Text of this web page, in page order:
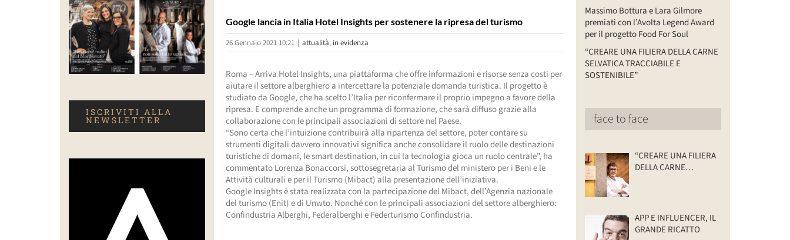
Google lancia in Italia Hotel Insights per sostenere la ripresa del turismo
26 Gennaio 2021 10:21 | attualità, in evidenza
Roma – Arriva Hotel Insights, una piattaforma che offre informazioni e risorse senza costi per
aiutare il settore alberghiero a intercettare la potenziale domanda turistica. Il progetto è
studiato da Google, che ha scelto l’Italia per riconfermare il proprio impegno a favore della
ripresa. E comprende anche un programma di formazione, che sarà diffuso grazie alla
collaborazione con le principali associazioni di settore nel Paese.
“Sono certa che l’intuizione contribuirà alla ripartenza del settore, poter contare su
strumenti digitali davvero innovativi significa anche consolidare il ruolo delle destinazioni
turistiche di domani, le smart destination, in cui la tecnologia gioca un ruolo centrale”, ha
commentato Lorenza Bonaccorsi, sottosegretaria al Turismo del ministero per i Beni e le
Attività culturali e per il Turismo (Mibact) alla presentazione dell’iniziativa.
Google Insights è stata realizzata con la partecipazione del Mibact, dell’Agenzia nazionale
del turismo (Enit) e di Unwto. Nonché con le principali associazioni del settore alberghiero:
Confindustria Alberghi, Federalberghi e Federturismo Confindustria.
ISCRIVITI ALLA
NEWSLETTER
Massimo Bottura e Lara Gilmore
premiati con l’Avolta Legend Award
per il progetto Food For Soul
“CREARE UNA FILIERA DELLA CARNE
SELVATICA TRACCIABILE E
SOSTENIBILE”
face to face
“CREARE UNA FILIERA
DELLA CARNE
APP E INFLUENCER, IL
GRANDE RICATTO